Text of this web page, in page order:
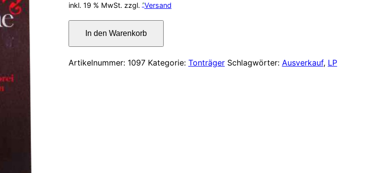
war:
18,00 €
inkl. 19 % MwSt. zzgl. Versand
Chormusik
1648.
Schütz
In den Warenkorb
Artikelnummer: 1097 Kategorie: Tonträger Schlagwörter: Ausverkauf, LP